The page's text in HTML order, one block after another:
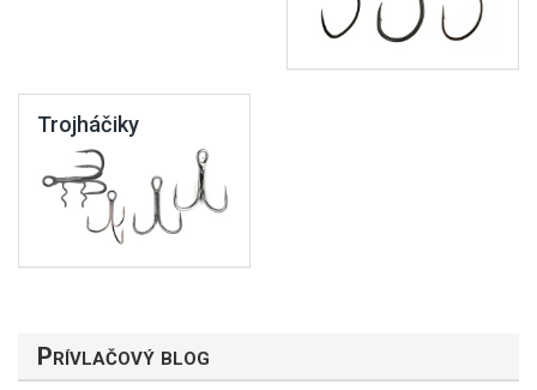
Trojháčiky
Prívlačový blog